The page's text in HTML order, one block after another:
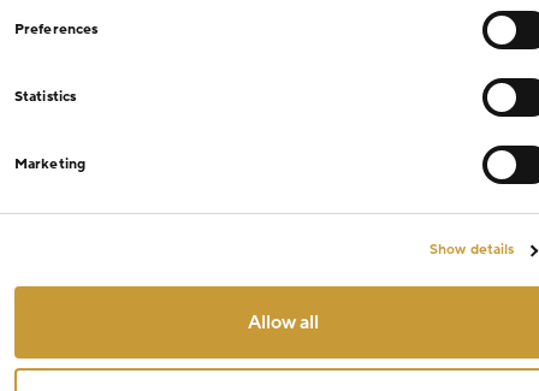
Preferences
Statistics
Marketing
Show details
Allow all